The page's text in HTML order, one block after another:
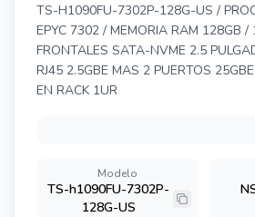
TS-H1090FU-7302P-128G-US /
EPYC 7302 / MEMORIA RAM 128GB /
FRONTALES SATA-NVME 2.5
RJ45 2.5GBE MAS 2 PUERTOS
EN RACK 1UR
Modelo
TS-h1090FU-7302P-
128G-US